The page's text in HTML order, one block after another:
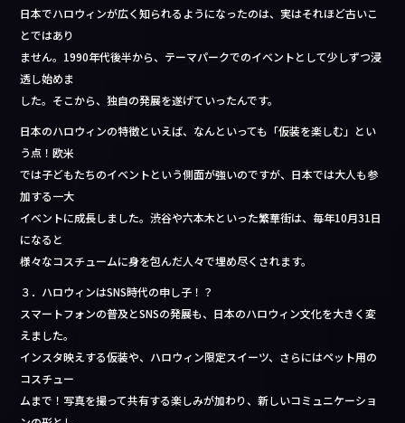
日本でハロウィンが広く知られるようになったのは、実はそれほど古いこ
とではあり
ません。1990年代後半から、テーマパークでのイベントとして少しずつ浸
透し始めま
した。そこから、独自の発展を遂げていったんです。
日本のハロウィンの特徴といえば、なんといっても「仮装を楽しむ」とい
う点！欧米
では子どもたちのイベントという側面が強いのですが、日本では大人も参
加する一大
イベントに成長しました。渋谷や六本木といった繁華街は、毎年10月31日
になると
様々なコスチュームに身を包んだ人々で埋め尽くされます。
３．ハロウィンはSNS時代の申し子！？
スマートフォンの普及とSNSの発展も、日本のハロウィン文化を大きく変
えました。
インスタ映えする仮装や、ハロウィン限定スイーツ、さらにはペット用の
コスチュー
ムまで！写真を撮って共有する楽しみが加わり、新しいコミュニケーショ